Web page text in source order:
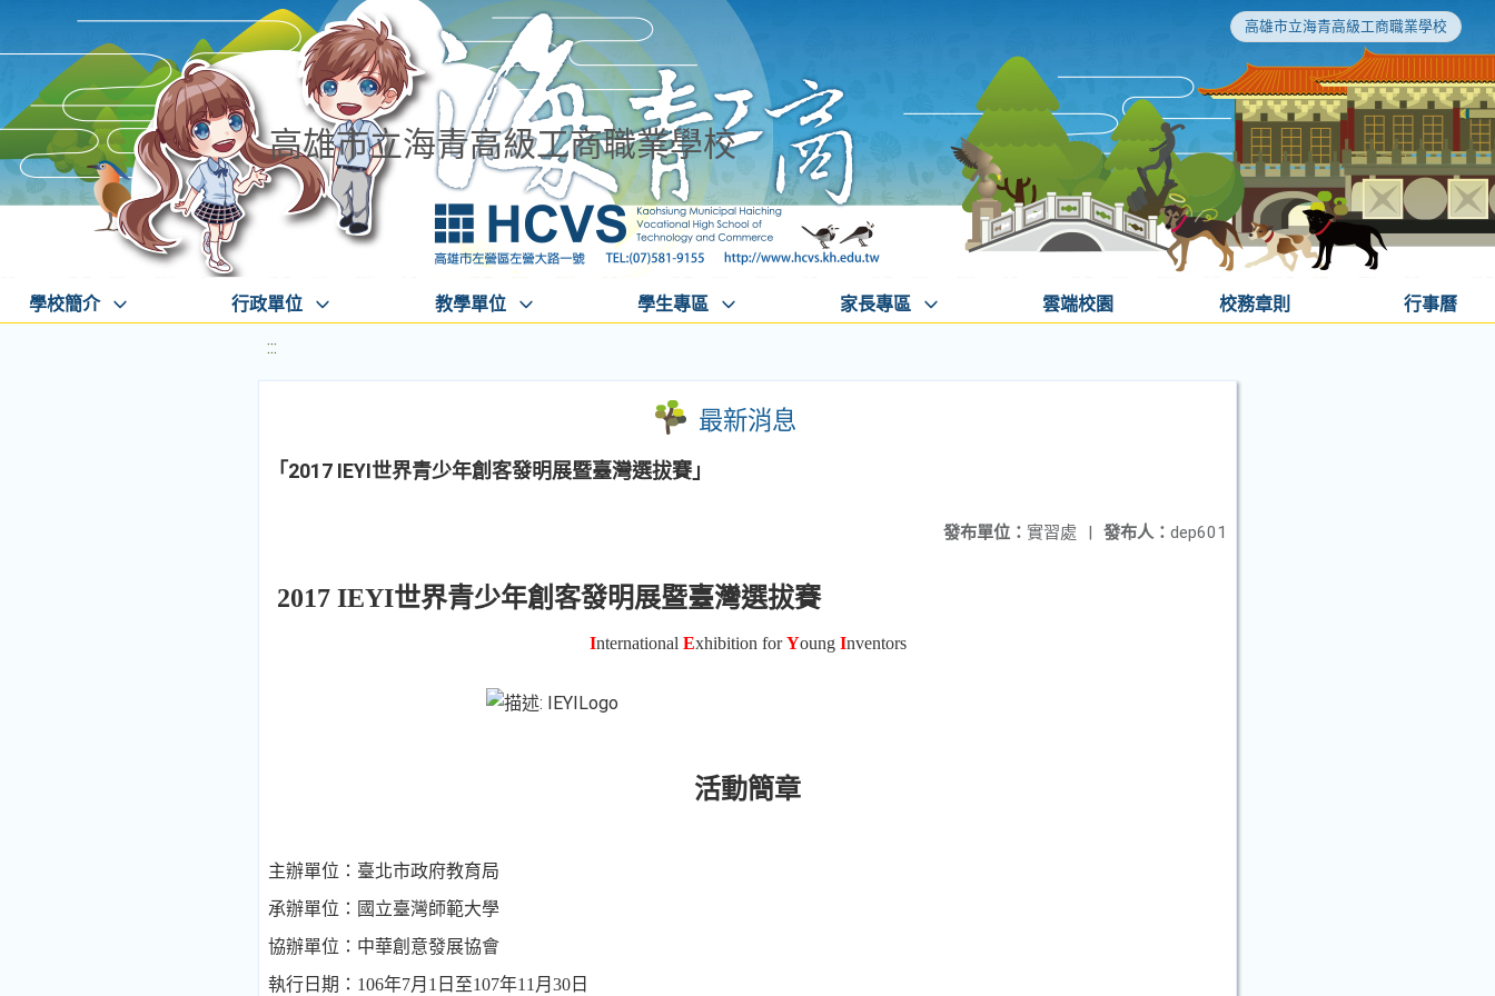
高雄市立海青高級工商職業學校
高雄市立海青高級工商職業學校
學校簡介 行政單位 教學單位 學生專區 家長專區 雲端校園 校務章則 行事曆
:::
最新消息
「2017 IEYI世界青少年創客發明展暨臺灣選拔賽」
發布人： dep601
發布單位： 實習處 |
2017 IEYI世界青少年創客發明展暨臺灣選拔賽
International Exhibition forYoung Inventors
活動簡章
主辦單位：臺北市政府教育局
承辦單位：國立臺灣師範大學
協辦單位： 中華創意發展協會
執行日期： 106年7月 1 日至107年11 月 30 日